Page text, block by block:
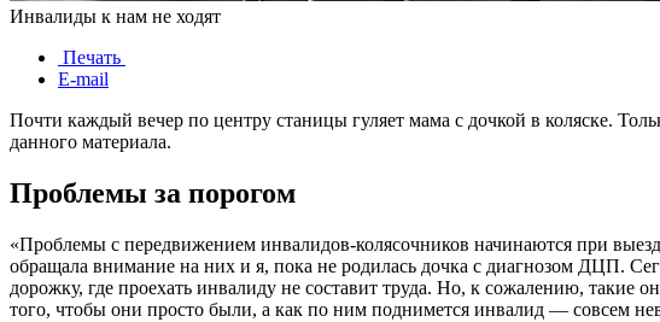
Инвалиды к нам не ходят
Печать
E-mail
Почти каждый вечер по центру станицы гуляет мама с дочкой в коляске.
данного материала.
Проблемы за порогом
«Проблемы с передвижением инвалидов-колясочников начинаются при
обращала внимание на них и я, пока не родилась дочка с диагнозом ДЦП.
дорожку, где проехать инвалиду не составит труда. Но, к сожалению, такие
того, чтобы они просто были, а как по ним поднимется инвалид — совсем